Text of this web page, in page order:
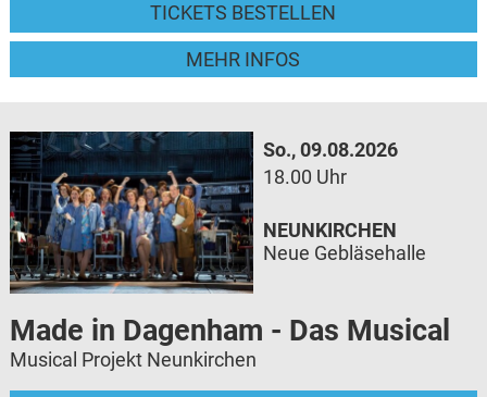
TICKETS BESTELLEN
MEHR INFOS
So., 09.08.2026
18.00 Uhr
Made in Dagenham - Das Musical
Musical Projekt Neunkirchen
NEUNKIRCHEN
Neue Gebläsehalle